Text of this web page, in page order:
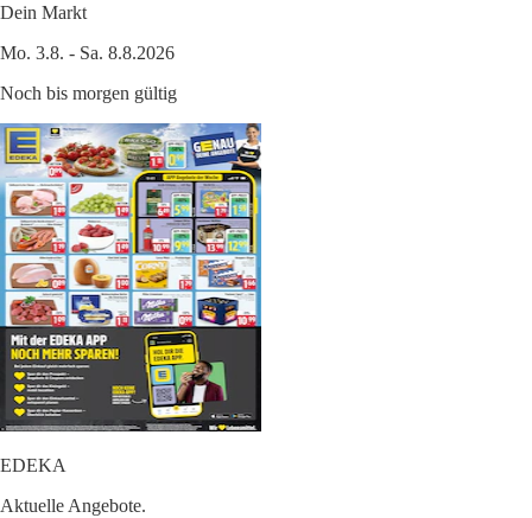
Dein Markt
Mo. 3.8. - Sa. 8.8.2026
Noch bis morgen gültig
EDEKA
Aktuelle Angebote.